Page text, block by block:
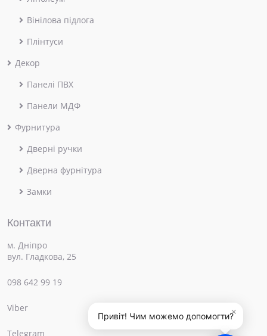
×
Привіт! Чим можемо допомогти?
Вінілова підлога
Плінтуси
Декор
Панелі ПВХ
Панели МДФ
Фурнитура
Дверні ручки
Дверна фурнітура
Замки
Контакти
м. Дніпро
вул. Гладкова, 25
098 642 99 19
Viber
Telegram